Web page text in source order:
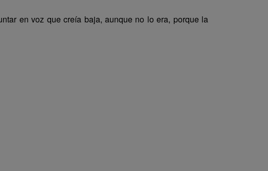
en voz que creía baja, aunque no lo era, porque la